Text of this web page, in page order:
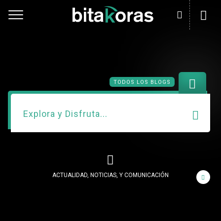
TODOS LOS BLOGS
ACTUALIDAD, NOTICIAS, Y COMUNICACIÓN